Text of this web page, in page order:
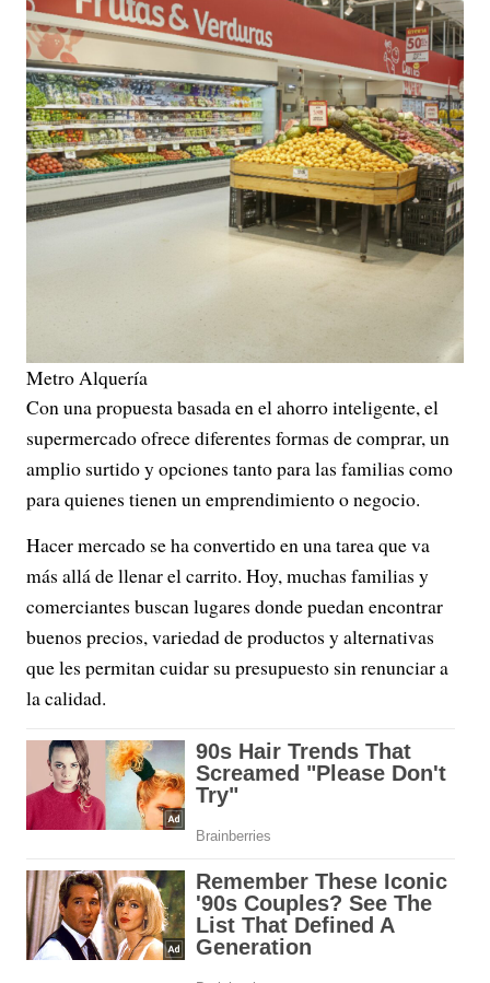
Metro Alquería
Con una propuesta basada en el ahorro inteligente, el
supermercado ofrece diferentes formas de comprar, un
amplio surtido y opciones tanto para las familias como
para quienes tienen un emprendimiento o negocio.
Hacer mercado se ha convertido en una tarea que va
más allá de llenar el carrito. Hoy, muchas familias y
comerciantes buscan lugares donde puedan encontrar
buenos precios, variedad de productos y alternativas
que les permitan cuidar su presupuesto sin renunciar a
la calidad.